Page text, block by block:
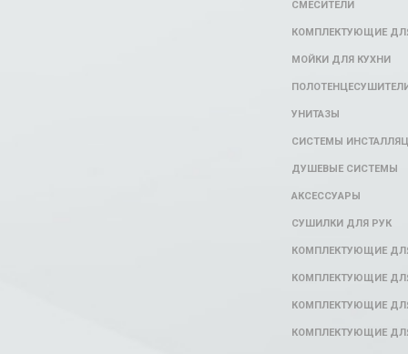
СМЕСИТЕЛИ
КОМПЛЕКТУЮЩИЕ
МОЙКИ ДЛЯ КУХНИ
УНИТАЗЫ
СИСТЕМЫ
ДУШЕВЫЕ СИСТЕМЫ
АКСЕССУАРЫ
СУШИЛКИ ДЛЯ РУК
КОМПЛЕКТУЮЩИЕ
КОМПЛЕКТУЮЩИЕ
КОМПЛЕКТУЮЩИЕ
КОМПЛЕКТУЮЩИЕ